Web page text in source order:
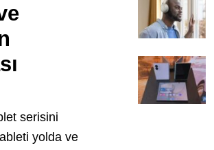
serisini
yolda ve